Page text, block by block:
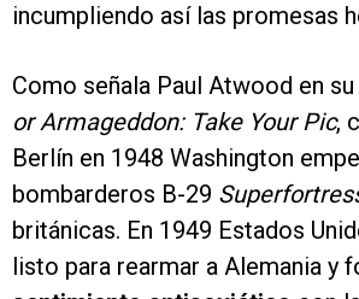
incumpliendo así las promesas
Como señala Paul Atwood en
or Armageddon: Take Your Pic,
Berlín en 1948 Washington
bombarderos B-29
británicas. En 1949 Estados
listo para rearmar a Alemania y